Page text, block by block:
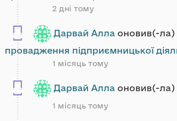
2 дні тому
Дарвай Алла оновив(-ла)
провадження підприємницької
1 місяць тому
Дарвай Алла оновив(-ла)
1 місяць тому